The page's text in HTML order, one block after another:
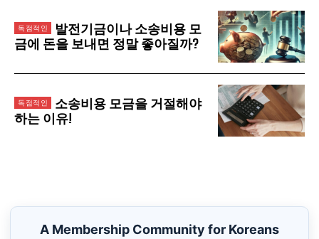
발전기금이나 소송비용 모
금에 돈을 보내면 정말 좋아질까?
소송비용 모금을 거절해야
하는 이유!
A Membership Community for Koreans